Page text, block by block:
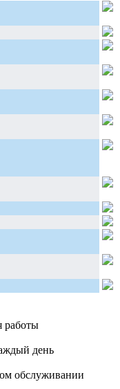
работы
день
обслуживании